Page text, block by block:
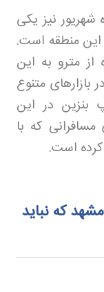
شهریور نیز یکی
این منطقه است.
از مترو به این
متنوع
بنزین در این
که با
است.
که نباید